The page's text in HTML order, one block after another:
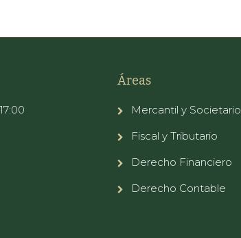
Áreas
Mercantil y Societario
Fiscal y Tributario
Derecho Financiero
Derecho Contable